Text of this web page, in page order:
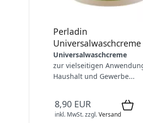
Perladin
Universalwaschcreme
Universalwaschcreme
zur vielseitigen
Haushalt und Gewerbe...
8,90 EUR
inkl. MwSt.zzgl.Versand